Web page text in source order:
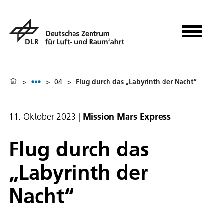
> > 04 > Flug durch das „Labyrinth der Nacht“
11. Oktober 2023 | Mission Mars Express
Flug durch das
„Labyrinth der
Nacht“